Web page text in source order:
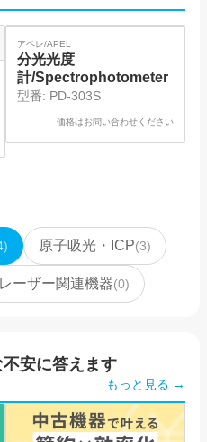
アペレ/APEL
分光光度
計/Spectrophotometer
型番: PD-303S
価格はお問い合わせください
) 原子吸光・ICP(3)
レーザー関連機器(0)
安に答えます
もっと見る →